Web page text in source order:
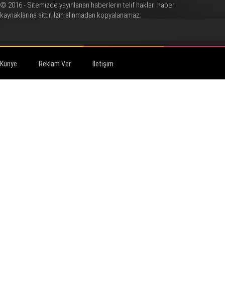
© 2016 - Sitemizde yayınlanan haberlerin telif hakları haber
kaynaklarına aittir. İzin alınmadan kopyalanamaz.
Künye Reklam Ver İletişim